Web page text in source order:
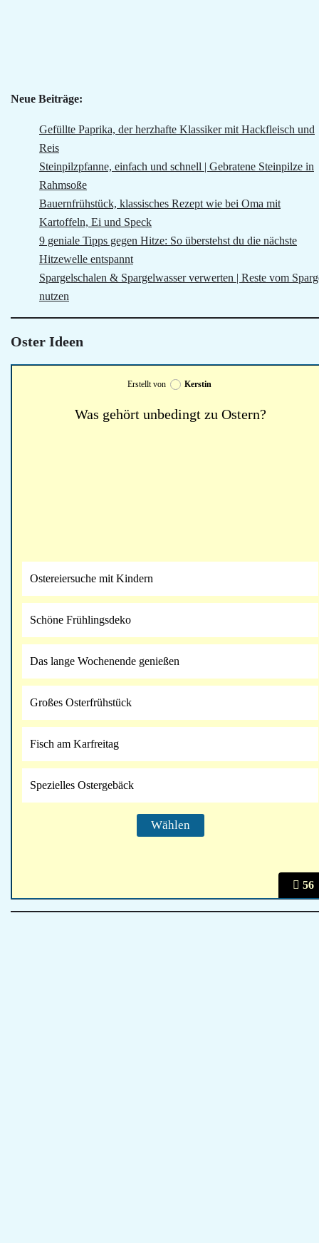
Neue Beiträge:
Gefüllte Paprika, der herzhafte Klassiker mit Hackfleisch und
Reis
Steinpilzpfanne, einfach und schnell | Gebratene Steinpilze in
Rahmsoße
Bauernfrühstück, klassisches Rezept wie bei Oma mit
Kartoffeln, Ei und Speck
9 geniale Tipps gegen Hitze: So überstehst du die nächste
Hitzewelle entspannt
Spargelschalen & Spargelwasser verwerten | Reste vom
nutzen
Oster Ideen
56
Erstellt von Kerstin
Was gehört unbedingt zu Ostern?
Ostereiersuche mit Kindern
Schöne Frühlingsdeko
Das lange Wochenende genießen
Großes Osterfrühstück
Fisch am Karfreitag
Spezielles Ostergebäck